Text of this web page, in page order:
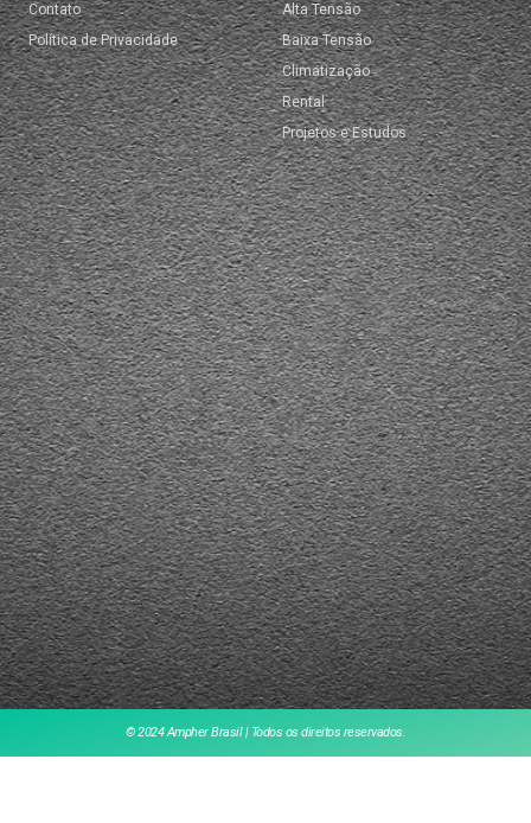
Contato
Política de Privacidade
Alta Tensão
Baixa Tensão
Climatização
Rental
Projetos e Estudos
© 2024 Ampher Brasil | Todos os direitos reservados.